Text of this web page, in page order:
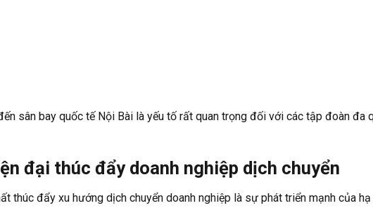
sân bay quốc tế Nội Bài là yếu tố rất quan trọng đối với các tập đoàn đa
đại thúc đẩy doanh nghiệp dịch chuyển
thúc đẩy xu hướng dịch chuyển doanh nghiệp là sự phát triển mạnh của